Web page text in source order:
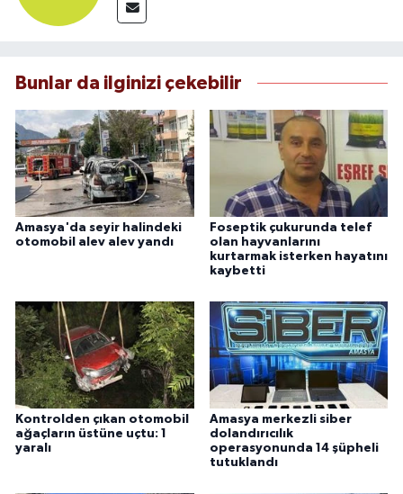
Bunlar da ilginizi çekebilir
Amasya'da seyir halindeki
otomobil alev alev yandı
Foseptik çukurunda telef
olan hayvanlarını
kurtarmak isterken hayatını
kaybetti
Kontrolden çıkan otomobil
ağaçların üstüne uçtu: 1
yaralı
Amasya merkezli siber
dolandırıcılık
operasyonunda 14 şüpheli
tutuklandı